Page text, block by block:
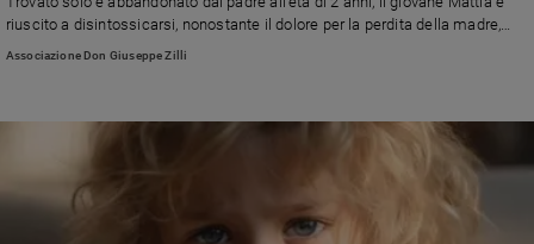
riuscito a disintossicarsi, nonostante il dolore per la perdita della madre,
morta a soli 52 anni. Così adesso, Mattia vive con 320 euro e un debito di
Associazione Don Giuseppe Zilli